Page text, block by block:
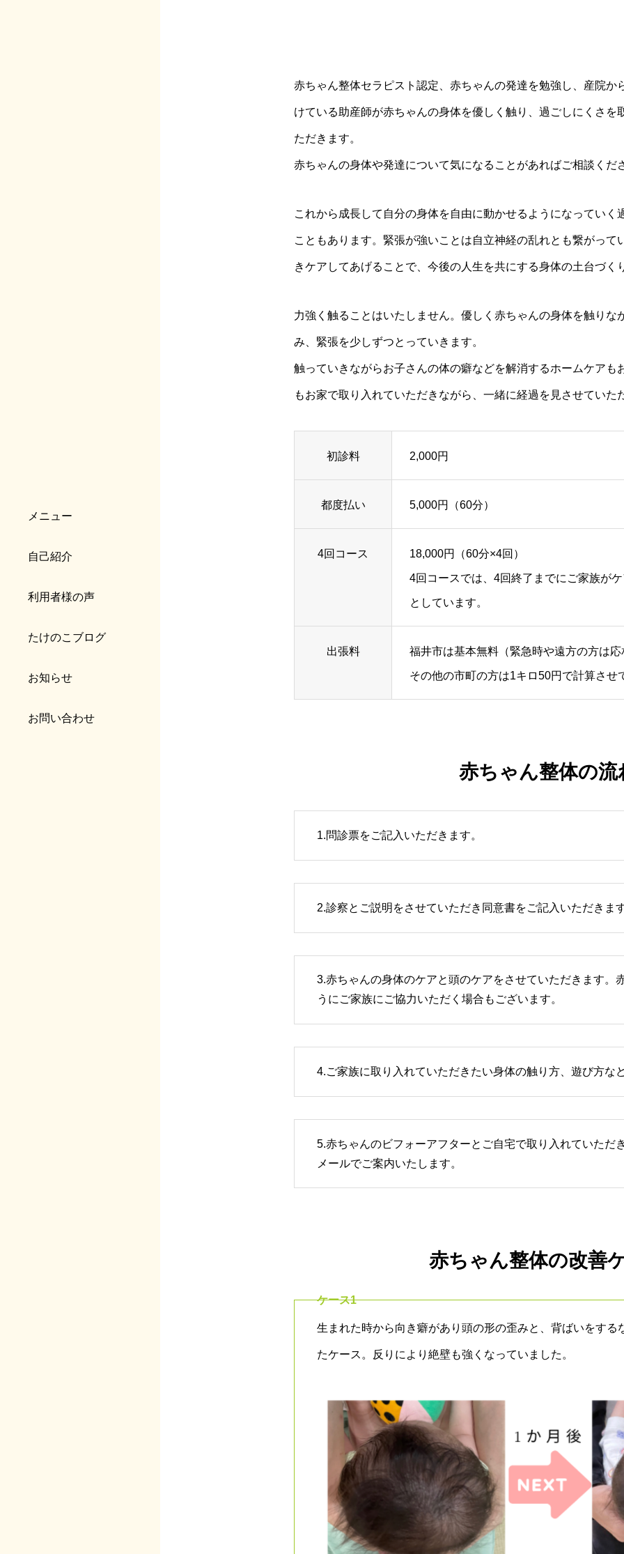
メニュー
自己紹介
利用者様の声
たけのこブログ
お知らせ
お問い合わせ
赤ちゃん整体セラピスト認定、赤ちゃんの発達を勉強し、産院か
けている助産師が赤ちゃんの身体を優しく触り、過ごしにくさを
ただきます。
赤ちゃんの身体や発達について気になることがあればご相談くだ
これから成長して自分の身体を自由に動かせるようになっていく
こともあります。緊張が強いことは自立神経の乱れとも繋がって
きケアしてあげることで、今後の人生を共にする身体の土台づく
力強く触ることはいたしません。優しく赤ちゃんの身体を触りな
み、緊張を少しずつとっていきます。
触っていきながらお子さんの体の癖などを解消するホームケアも
もお家で取り入れていただきながら、一緒に経過を見させていた
初診料 2,000円
都度払い 5,000円（60分）
4回コース 18,000円（60分×4回）
4回コースでは、4回終了までにご家族が
としています。
出張料 福井市は基本無料（緊急時や遠方の方は応
その他の市町の方は1キロ50円で計算させ
赤ちゃん整体の流
1.問診票をご記入いただきます。
2.診察とご説明をさせていただき同意書をご記入いただきま
3.赤ちゃんの身体のケアと頭のケアをさせていただきます。
うにご家族にご協力いただく場合もございます。
4.ご家族に取り入れていただきたい身体の触り方、遊び方な
5.赤ちゃんのビフォーアフターとご自宅で取り入れていただ
メールでご案内いたします。
赤ちゃん整体の改善
ケース1
生まれた時から向き癖があり頭の形の歪みと、背ばいをする
たケース。反りにより絶壁も強くなっていました。